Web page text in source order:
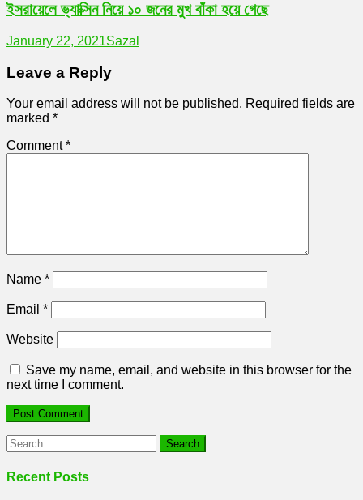
ইসরায়েলে ভ্যাক্সিন নিয়ে ১০ জনের মুখ বাঁকা হয়ে গেছে
January 22, 2021Sazal
Leave a Reply
Your email address will not be published. Required fields are
marked *
Comment*
Name *
Email *
Website
Save my name, email, and website in this browser for the
next time I comment.
Search
for:
Recent Posts